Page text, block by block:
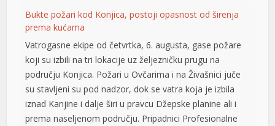
Bukte požari kod Konjica, postoji opasnost od širenja
prema kućama
Vatrogasne ekipe od četvrtka, 6. augusta, gase požare
koji su izbili na tri lokacije uz željezničku prugu na
području Konjica. Požari u Ovčarima i na Živašnici juče
su stavljeni su pod nadzor, dok se vatra koja je izbila
iznad Kanjine i dalje širi u pravcu Džepske planine ali i
prema naseljenom području. Pripadnici Profesionalne